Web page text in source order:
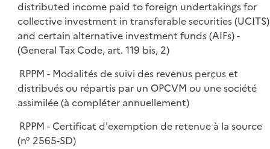
distributed income paid to foreign undertakings for
collective investment in transferable securities (UCITS)
and certain alternative investment funds (AIFs) -
(General Tax Code, art. 119 bis, 2)
RPPM - Modalités de suivi des revenus perçus et
distribués ou répartis par un OPCVM ou une société
assimilée (à compléter annuellement)
RPPM - Certificat d'exemption de retenue à la source
(n° 2565-SD)